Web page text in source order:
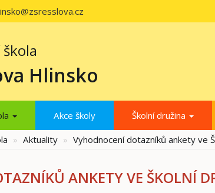
Hlinsko
Akce školy Školní družina
Aktuality Vyhodnocení dotazníků ankety ve
ANKETY VE ŠKOLNÍ